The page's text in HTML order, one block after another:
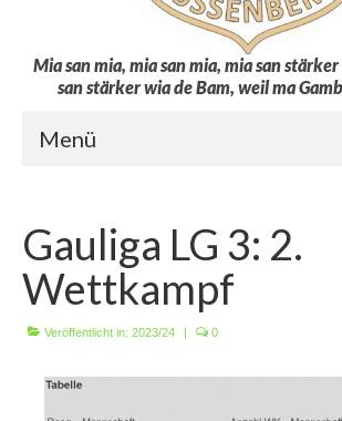
Mia san mia, mia san mia, mia san
san stärker wia de Bam, weil ma
Menü
Vorstandschaft
Unsere Erfolge
Vereinschronik
Die Geschichte unserer Kapelle
Gauliga LG 3: 2.
Wettkampf
Veröffentlicht in: 2023/24 0